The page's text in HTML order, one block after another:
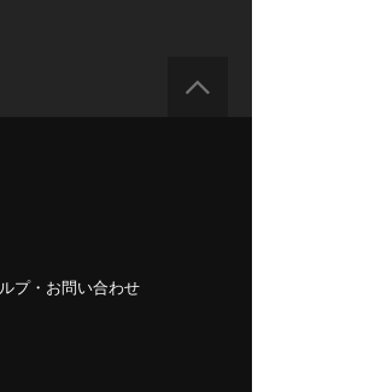
プ・お問い合わせ